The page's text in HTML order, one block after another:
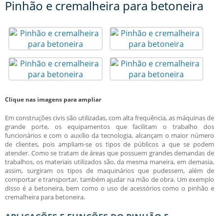
Pinhão e cremalheira para betoneira
Clique nas imagens para ampliar
Em construções civis são utilizadas, com alta frequência, as máquinas de
grande porte, os equipamentos que facilitam o trabalho dos
funcionários e com o auxílio da tecnologia, alcançam o maior número
de clientes, pois ampliam-se os tipos de públicos a que se podem
atender. Como se tratam de áreas que possuem grandes demandas de
trabalhos, os materiais utilizados são, da mesma maneira, em demasia,
assim, surgiram os tipos de maquinários que pudessem, além de
comportar e transportar, também ajudar na mão de obra. Um exemplo
disso é a betoneira, bem como o uso de acessórios como o pinhão e
cremalheira para betoneira.